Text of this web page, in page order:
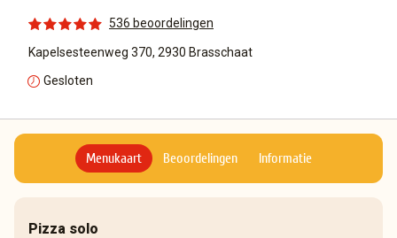
536 beoordelingen
Kapelsesteenweg 370, 2930 Brasschaat
Gesloten
Menukaart Beoordelingen Informatie
Pizza solo